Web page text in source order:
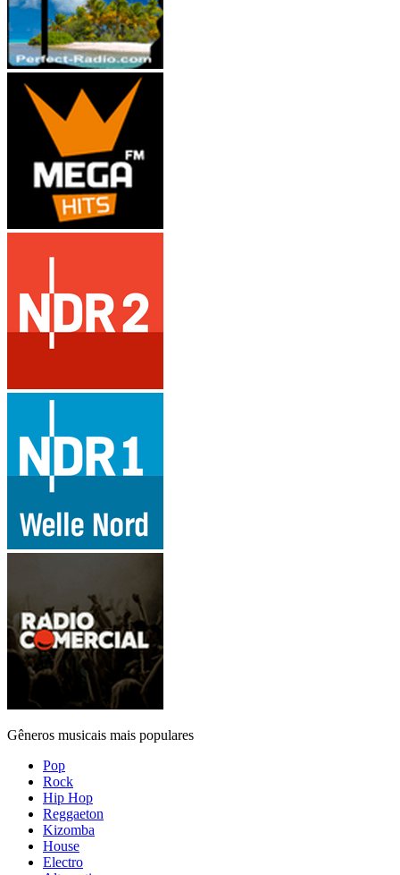
Gêneros musicais mais populares
Pop
Rock
Hip Hop
Reggaeton
Kizomba
House
Electro